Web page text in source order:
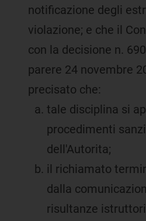
notificazione degli
violazione; e che il
con la decisione n.
parere 24 novembre
precisato che:
tale disciplina si
procedimenti
dell'Autorita;
il richiamato
dalla
risultanze